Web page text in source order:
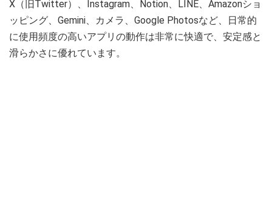
X（旧Twitter）、Instagram、Notion、LINE、Amazonショ
ッピング、Gemini、カメラ、Google Photosなど、日常的
に使用頻度の高いアプリの動作は非常に快適で、安定感と
滑らかさに優れています。